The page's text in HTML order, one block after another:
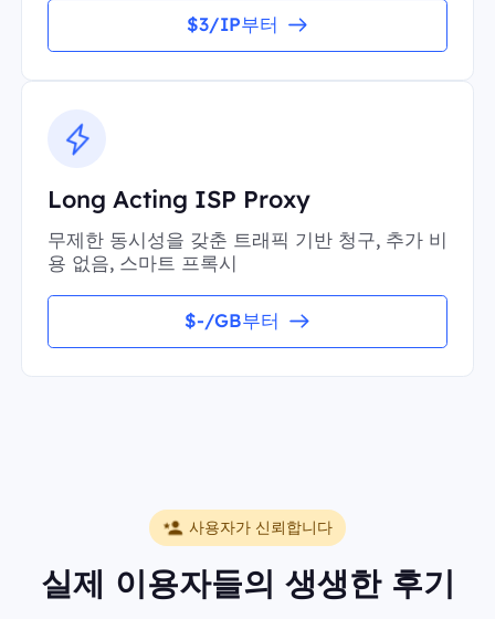
$3/IP부터
Long Acting ISP Proxy
무제한 동시성을 갖춘 트래픽 기반 청구, 추가 비
용 없음, 스마트 프록시
$-/GB부터
사용자가 신뢰합니다
실제 이용자들의 생생한 후기